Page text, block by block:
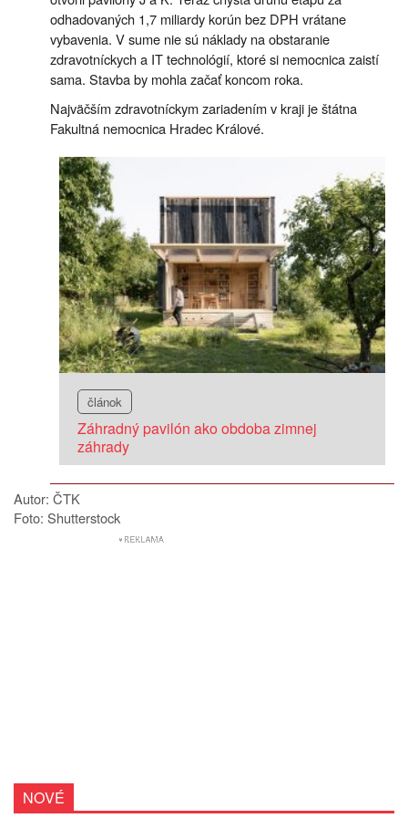
odhadovaných 1,7 miliardy korún bez DPH vrátane
vybavenia. V sume nie sú náklady na obstaranie
zdravotníckych a IT technológií, ktoré si nemocnica zaistí
sama. Stavba by mohla začať koncom roka.
Najväčším zdravotníckym zariadením v kraji je štátna
Fakultná nemocnica Hradec Králové.
článok
Záhradný pavilón ako obdoba zimnej
záhrady
Autor: ČTK
Foto: Shutterstock
NOVÉ